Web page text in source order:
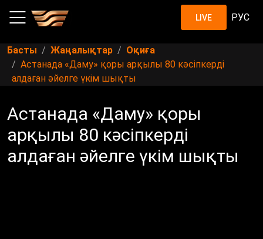
LIVE РУС
Басты Жаңалықтар
Оқиға
Астанада «Даму» қоры арқылы 80 кәсіпкерді
алдаған әйелге үкім шықты
Астанада «Даму» қоры
арқылы 80 кәсіпкерді
алдаған әйелге үкім шықты